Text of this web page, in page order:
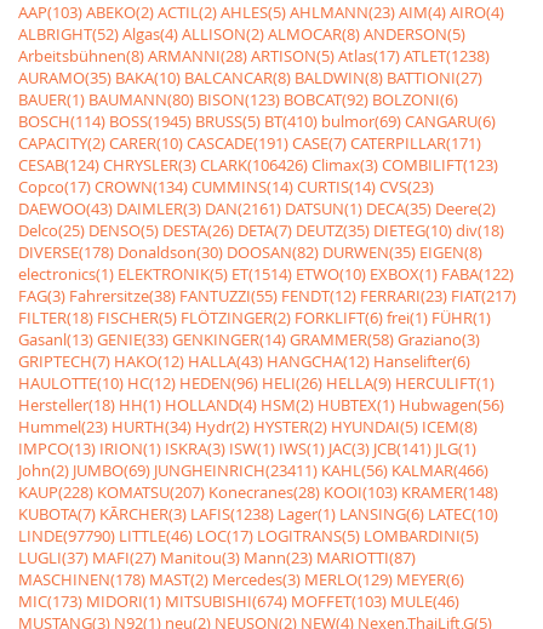
AAP(103)ABEKO(2)ACTIL(2)AHLES(5)AHLMANN(23)AIM(4)AIRO(4)
ALBRIGHT(52)Algas(4)ALLISON(2)ALMOCAR(8)ANDERSON(5)
Arbeitsbühnen(8)ARMANNI(28)ARTISON(5)Atlas(17)ATLET(1238)
AURAMO(35) BAKA(10) BALCANCAR(8) BALDWIN(8) BATTIONI(27)
BAUER(1) BAUMANN(80) BISON(123) BOBCAT(92) BOLZONI(6)
BOSCH(114) BOSS(1945) BRUSS(5) BT(410) bulmor(69)CANGARU(6)
CAPACITY(2)CARER(10)CASCADE(191)CASE(7)CATERPILLAR(171)
CESAB(124)CHRYSLER(3)CLARK(106426)Climax(3)COMBILIFT(123)
Copco(17)CROWN(134)CUMMINS(14)CURTIS(14)CVS(23)
DAEWOO(43) DAIMLER(3) DAN(2161) DATSUN(1) DECA(35) Deere(2)
Delco(25) DENSO(5) DESTA(26) DETA(7) DEUTZ(35) DIETEG(10)div(18)
DIVERSE(178) Donaldson(30) DOOSAN(82) DURWEN(35) EIGEN(8)
electronics(1) ELEKTRONIK(5) ET(1514) ETWO(10) EXBOX(1) FABA(122)
FAG(3) Fahrersitze(38) FANTUZZI(55) FENDT(12) FERRARI(23) FIAT(217)
FILTER(18) FISCHER(5) FLÖTZINGER(2) FORKLIFT(6)frei(1) FÜHR(1)
Gasanl(13)GENIE(33)GENKINGER(14)GRAMMER(58)Graziano(3)
GRIPTECH(7) HAKO(12) HALLA(43) HANGCHA(12) Hanselifter(6)
HAULOTTE(10) HC(12) HEDEN(96) HELI(26) HELLA(9) HERCULIFT(1)
Hersteller(18) HH(1) HOLLAND(4) HSM(2) HUBTEX(1) Hubwagen(56)
Hummel(23) HURTH(34) Hydr(2) HYSTER(2) HYUNDAI(5) ICEM(8)
IMPCO(13) IRION(1) ISKRA(3) ISW(1) IWS(1) JAC(3) JCB(141) JLG(1)
John(2) JUMBO(69) JUNGHEINRICH(23411) KAHL(56) KALMAR(466)
KAUP(228) KOMATSU(207) Konecranes(28) KOOI(103) KRAMER(148)
KUBOTA(7) KÃRCHER(3) LAFIS(1238) Lager(1) LANSING(6) LATEC(10)
LINDE(97790) LITTLE(46) LOC(17) LOGITRANS(5) LOMBARDINI(5)
LUGLI(37) MAFI(27) Manitou(3) Mann(23) MARIOTTI(87)
MASCHINEN(178) MAST(2) Mercedes(3) MERLO(129) MEYER(6)
MIC(173) MIDORI(1) MITSUBISHI(674) MOFFET(103) MULE(46)
MUSTANG(3) N92(1) neu(2) NEUSON(2) NEW(4) Nexen,ThaiLift,G(5)